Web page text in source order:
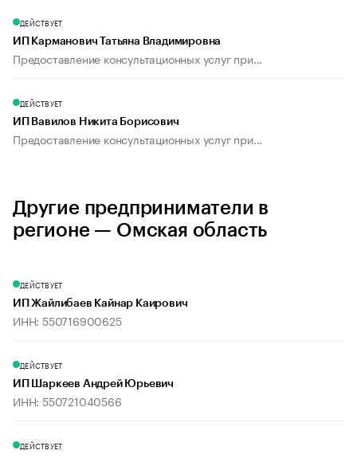
ДЕЙСТВУЕТ
ИП Карманович Татьяна Владимировна
Предоставление консультационных услуг при...
ДЕЙСТВУЕТ
ИП Вавилов Никита Борисович
Предоставление консультационных услуг при...
Другие предприниматели в
регионе — Омская область
ДЕЙСТВУЕТ
ИП Жайлибаев Кайнар Каирович
ИНН: 550716900625
ДЕЙСТВУЕТ
ИП Шаркеев Андрей Юрьевич
ИНН: 550721040566
ДЕЙСТВУЕТ